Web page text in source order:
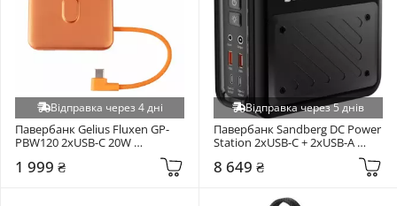
Відправка через 4 дні
Павербанк Gelius Fluxen GP-
PBW120 2xUSB-C 20W
1 999 ₴
Відправка через 5 днів
Павербанк Sandberg DC Power
Station 2xUSB-C + 2xUSB-A
100W 72000mAh Black (421-22)
8 649 ₴